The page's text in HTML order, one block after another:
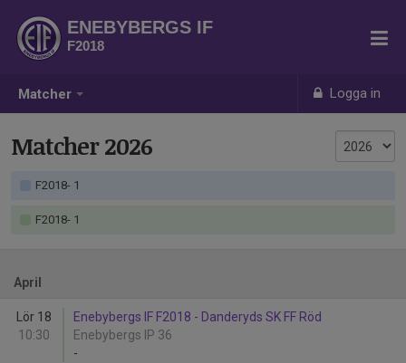
Matcher Logga in
ENEBYBERGS IF
F2018
Matcher 2026
F2018- 1
F2018- 1
April
Lör 18
10:30
Enebybergs IF F2018 - Danderyds SK FF Röd
Enebybergs IP 36
-